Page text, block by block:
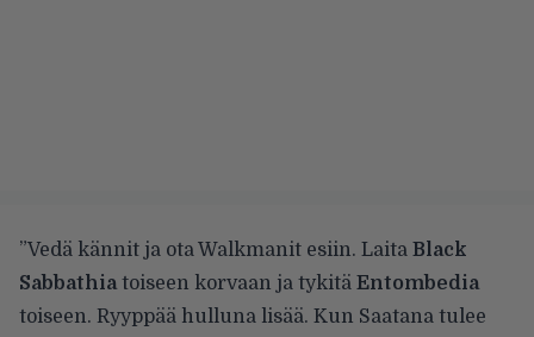
”Vedä kännit ja ota Walkmanit esiin. Laita Black
Sabbathiatoiseen korvaan ja tykitä Entombedia
toiseen. Ryyppää hulluna lisää. Kun Saatana tulee